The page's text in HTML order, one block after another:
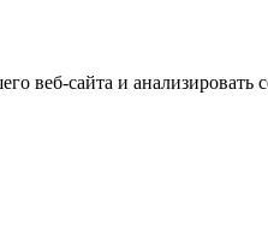
веб-сайта и анализировать